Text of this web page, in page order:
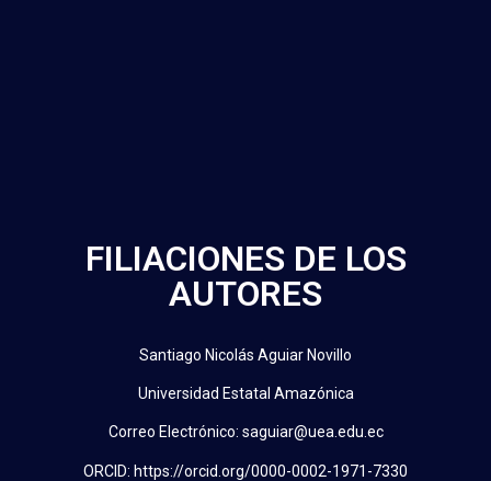
FILIACIONES DE LOS
AUTORES
Santiago Nicolás Aguiar Novillo
Universidad Estatal Amazónica
Correo Electrónico: saguiar@uea.edu.ec
ORCID: https://orcid.org/0000-0002-1971-7330